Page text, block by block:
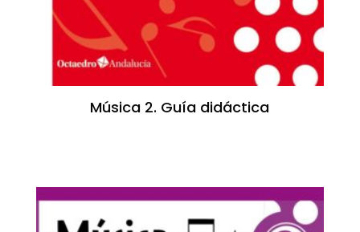
Música 2. Guía didáctica